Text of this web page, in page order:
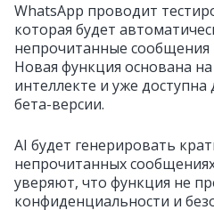
WhatsApp проводит
которая будет
непрочитанные сообщения
Новая функция основана
интеллекте и уже доступна
бета-версии.
AI будет генерировать
непрочитанных
уверяют, что функция не
конфиденциальности и